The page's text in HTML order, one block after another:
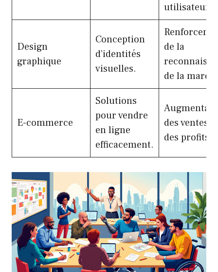
utilisateur.
Design
graphique
Conception
d’identités
visuelles.
de la
de la
E-commerce
Solutions
pour vendre
en ligne
efficacement.
des ventes
des profits.